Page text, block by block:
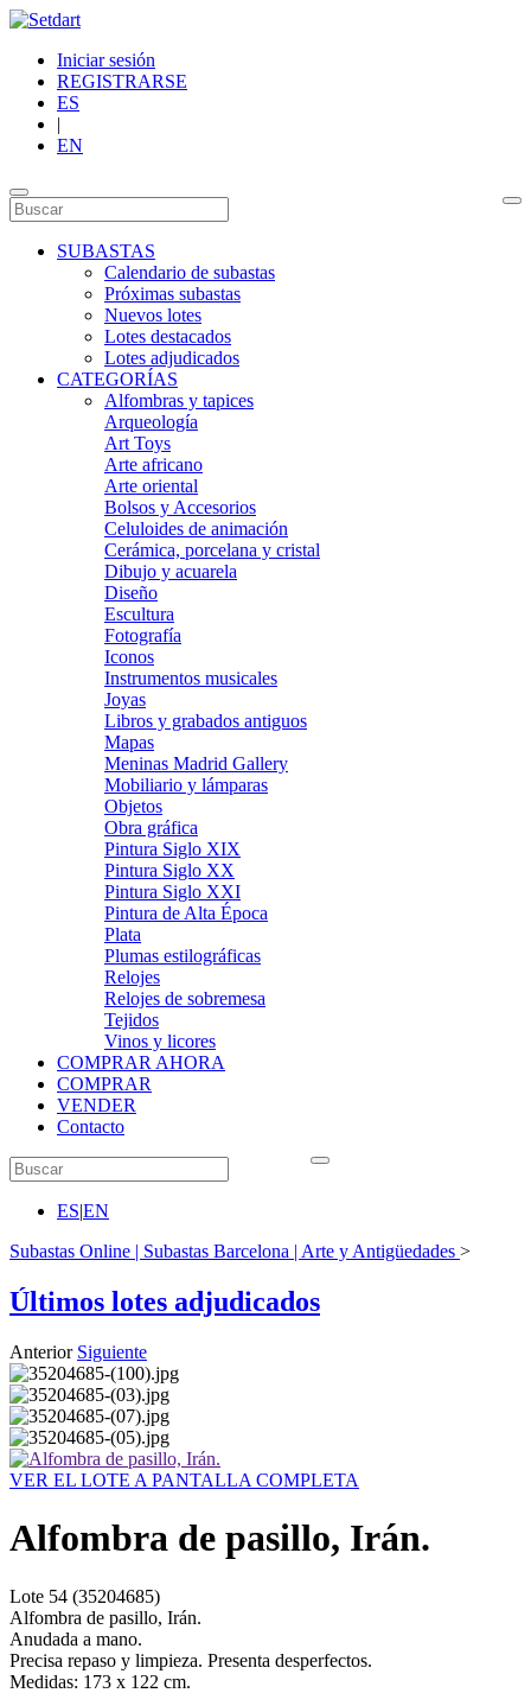
Iniciar sesión
REGISTRARSE
ES
|
EN
SUBASTAS
Calendario de subastas
Próximas subastas
Nuevos lotes
Lotes destacados
Lotes adjudicados
CATEGORÍAS
Alfombras y tapices
Arqueología
Art Toys
Arte africano
Arte oriental
Bolsos y Accesorios
Celuloides de animación
Cerámica, porcelana y cristal
Dibujo y acuarela
Diseño
Escultura
Fotografía
Iconos
Instrumentos musicales
Joyas
Libros y grabados antiguos
Mapas
Meninas Madrid Gallery
Mobiliario y lámparas
Objetos
Obra gráfica
Pintura Siglo XIX
Pintura Siglo XX
Pintura Siglo XXI
Pintura de Alta Época
Plata
Plumas estilográficas
Relojes
Relojes de sobremesa
Tejidos
Vinos y licores
COMPRAR AHORA
COMPRAR
VENDER
Contacto
ES|EN
Subastas Online | Subastas Barcelona | Arte y Antigüedades >
Últimos lotes adjudicados
Anterior Siguiente
VER EL LOTE A PANTALLA COMPLETA
Alfombra de pasillo, Irán.
Lote 54 (35204685)
Alfombra de pasillo, Irán.
Anudada a mano.
Precisa repaso y limpieza. Presenta desperfectos.
Medidas: 173 x 122 cm.